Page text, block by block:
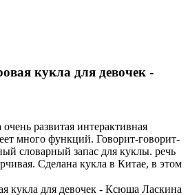
кукла для девочек -
очень развитая интерактивная
много функций. Говорит-говорит-
словарный запас для куклы. речь
Сделана кукла в Китае, в этом